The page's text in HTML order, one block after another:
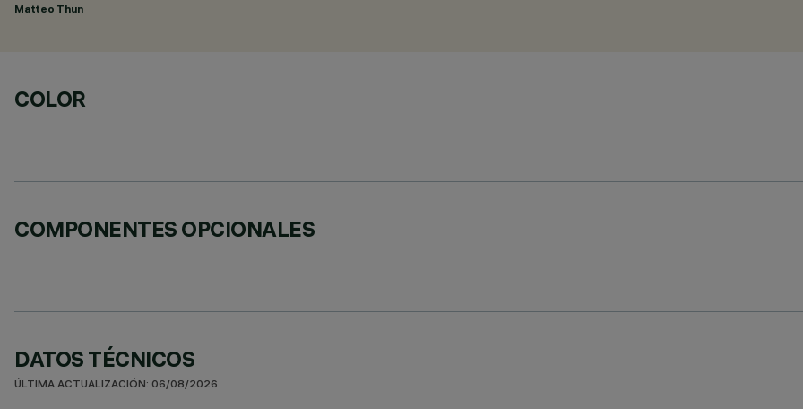
Matteo Thun
COLOR
COMPONENTES OPCIONALES
DATOS TÉCNICOS
ÚLTIMA ACTUALIZACIÓN: 06/08/2026